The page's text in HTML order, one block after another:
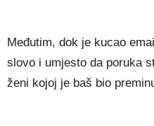
Međutim, dok je kucao
slovo i umjesto da poruka
ženi kojoj je baš bio